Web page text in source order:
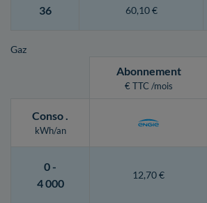
36 60,10 €
Gaz
Abonnement
€ TTC /mois
Conso.
kWh/an
0 -
4 000
12,70 €